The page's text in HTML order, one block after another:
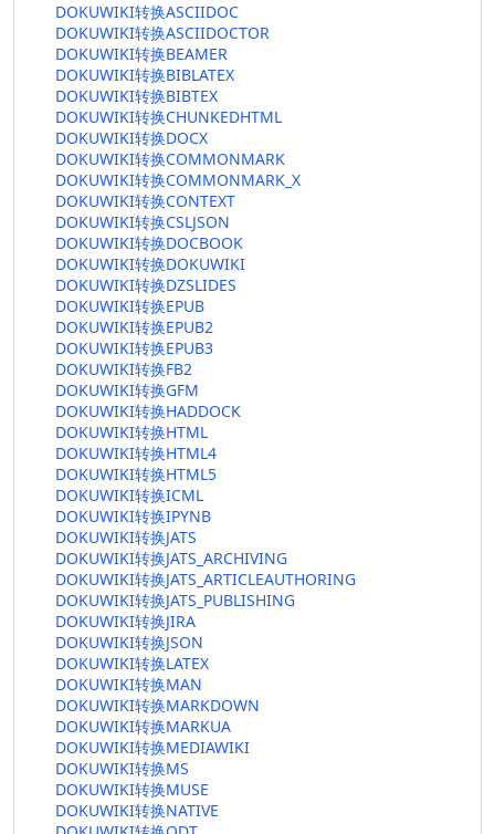
DOKUWIKI转换ASCIIDOC
DOKUWIKI转换ASCIIDOCTOR
DOKUWIKI转换BEAMER
DOKUWIKI转换BIBLATEX
DOKUWIKI转换BIBTEX
DOKUWIKI转换CHUNKEDHTML
DOKUWIKI转换DOCX
DOKUWIKI转换COMMONMARK
DOKUWIKI转换COMMONMARK_X
DOKUWIKI转换CONTEXT
DOKUWIKI转换CSLJSON
DOKUWIKI转换DOCBOOK
DOKUWIKI转换DOKUWIKI
DOKUWIKI转换DZSLIDES
DOKUWIKI转换EPUB
DOKUWIKI转换EPUB2
DOKUWIKI转换EPUB3
DOKUWIKI转换FB2
DOKUWIKI转换GFM
DOKUWIKI转换HADDOCK
DOKUWIKI转换HTML
DOKUWIKI转换HTML4
DOKUWIKI转换HTML5
DOKUWIKI转换ICML
DOKUWIKI转换IPYNB
DOKUWIKI转换JATS
DOKUWIKI转换JATS_ARCHIVING
DOKUWIKI转换JATS_ARTICLEAUTHORING
DOKUWIKI转换JATS_PUBLISHING
DOKUWIKI转换JIRA
DOKUWIKI转换JSON
DOKUWIKI转换LATEX
DOKUWIKI转换MAN
DOKUWIKI转换MARKDOWN
DOKUWIKI转换MARKUA
DOKUWIKI转换MEDIAWIKI
DOKUWIKI转换MS
DOKUWIKI转换MUSE
DOKUWIKI转换NATIVE